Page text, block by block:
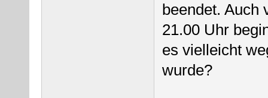
beendet. Auch
21.00 Uhr
es vielleicht
wurde?